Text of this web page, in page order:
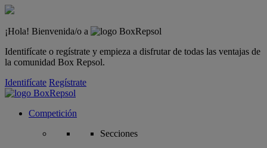
¡Hola! Bienvenida/o a
Identifícate o regístrate y empieza a disfrutar de todas las ventajas de
la comunidad Box Repsol.
Identifícate Regístrate
Competición
Secciones